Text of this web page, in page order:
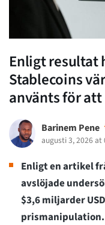
Enligt resultat
Stablecoins
använts för
Barinem Pene
augusti 3, 2026 at
Enligt en artikel
avslöjade
$3,6 miljarder
prismanipulation.